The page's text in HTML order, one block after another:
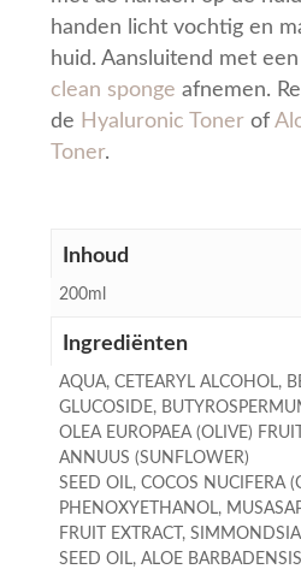
handen licht vochtig en
huid. Aansluitend met
clean sponge afnemen.
de Hyaluronic Tonerof
Toner.
Inhoud
200ml
Ingrediënten
AQUA, CETEARYL ALCOHOL,
GLUCOSIDE,
OLEA EUROPAEA (OLIVE)
ANNUUS (SUNFLOWER)
SEED OIL, COCOS NUCIFERA
PHENOXYETHANOL,
FRUIT EXTRACT,
SEED OIL, ALOE BARBADENSIS